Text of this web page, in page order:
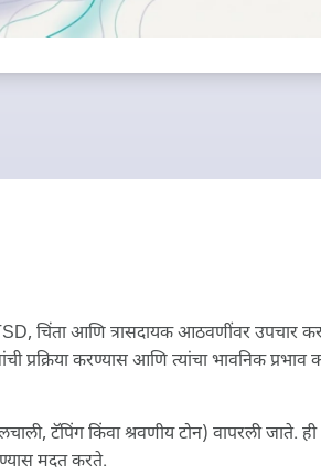
चिंता आणि त्रासदायक आठवणींवर उपचार
करण्यास आणि त्यांचा भावनिक प्रभाव
टॅपिंग किंवा श्रवणीय टोन) वापरली जाते. ही
मदत करते.